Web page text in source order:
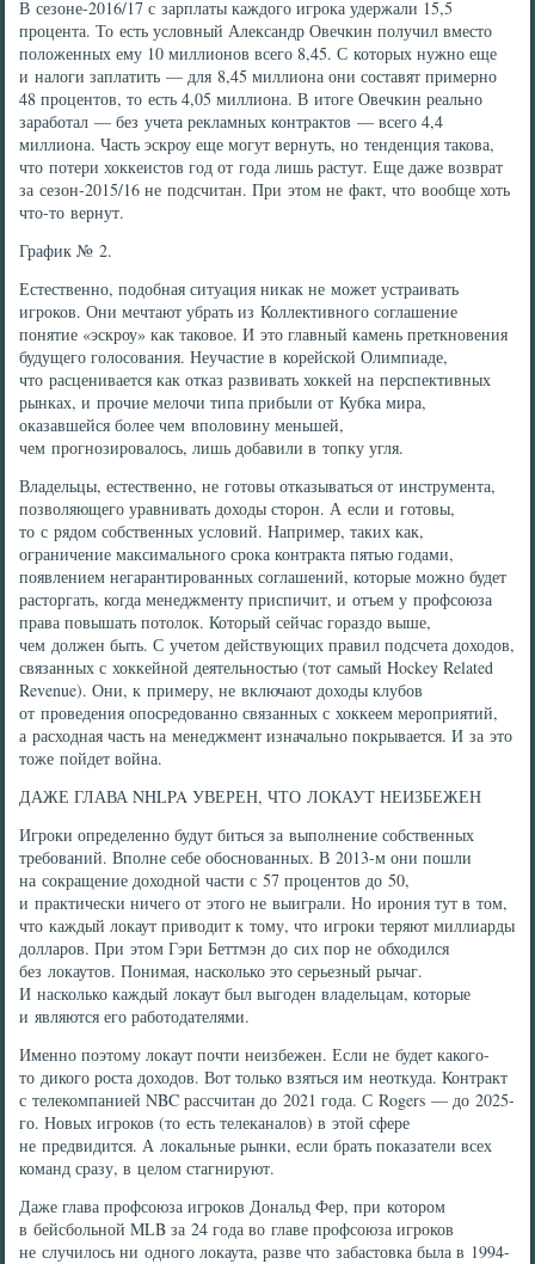
В сезоне-2016/17 с зарплаты каждого игрока удержали 15,5
процента. То есть условный Александр Овечкин получил вместо
положенных ему 10 миллионов всего 8,45. С которых нужно еще
и налоги заплатить — для 8,45 миллиона они составят примерно
48 процентов, то есть 4,05 миллиона. В итоге Овечкин реально
заработал — без учета рекламных контрактов — всего 4,4
миллиона. Часть эскроу еще могут вернуть, но тенденция такова,
что потери хоккеистов год от года лишь растут. Еще даже возврат
за сезон-2015/16 не подсчитан. При этом не факт, что вообще хоть
что-то вернут.
График № 2.
Естественно, подобная ситуация никак не может устраивать
игроков. Они мечтают убрать из Коллективного соглашение
понятие «эскроу» как таковое. И это главный камень преткновения
будущего голосования. Неучастие в корейской Олимпиаде,
что расценивается как отказ развивать хоккей на перспективных
рынках, и прочие мелочи типа прибыли от Кубка мира,
оказавшейся более чем вполовину меньшей,
чем прогнозировалось, лишь добавили в топку угля.
Владельцы, естественно, не готовы отказываться от инструмента,
позволяющего уравнивать доходы сторон. А если и готовы,
то с рядом собственных условий. Например, таких как,
ограничение максимального срока контракта пятью годами,
появлением негарантированных соглашений, которые можно будет
расторгать, когда менеджменту приспичит, и отъем у профсоюза
права повышать потолок. Который сейчас гораздо выше,
чем должен быть. С учетом действующих правил подсчета доходов,
связанных с хоккейной деятельностью (тот самый Hockey Related
Revenue). Они, к примеру, не включают доходы клубов
от проведения опосредованно связанных с хоккеем мероприятий,
а расходная часть на менеджмент изначально покрывается. И за это
тоже пойдет война.
ДАЖЕ ГЛАВА NHLPA УВЕРЕН, ЧТО ЛОКАУТ НЕИЗБЕЖЕН
Игроки определенно будут биться за выполнение собственных
требований. Вполне себе обоснованных. В 2013-м они пошли
на сокращение доходной части с 57 процентов до 50,
и практически ничего от этого не выиграли. Но ирония тут в том,
что каждый локаут приводит к тому, что игроки теряют миллиарды
долларов. При этом Гэри Беттмэн до сих пор не обходился
без локаутов. Понимая, насколько это серьезный рычаг.
И насколько каждый локаут был выгоден владельцам, которые
и являются его работодателями.
Именно поэтому локаут почти неизбежен. Если не будет какого-
то дикого роста доходов. Вот только взяться им неоткуда. Контракт
с телекомпанией NBC рассчитан до 2021 года. С Rogers — до 2025-
го. Новых игроков (то есть телеканалов) в этой сфере
не предвидится. А локальные рынки, если брать показатели всех
команд сразу, в целом стагнируют.
Даже глава профсоюза игроков Дональд Фер, при котором
в бейсбольной MLB за 24 года во главе профсоюза игроков
не случилось ни одного локаута, разве что забастовка была в 1994-